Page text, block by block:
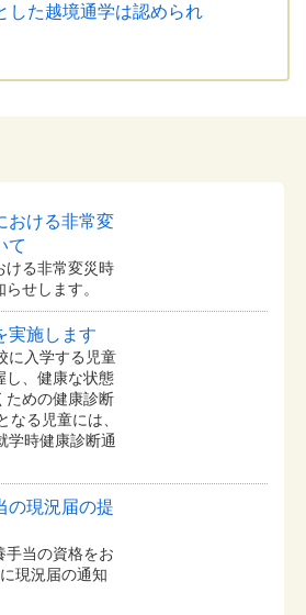
した越境通学は認められ
おける非常変
て
ける非常変災時
せします。
実施します
に入学する児童
し、健康な状態
ための健康診断
なる児童には、
学時健康診断通
の現況届の提
手当の資格をお
現況届の通知